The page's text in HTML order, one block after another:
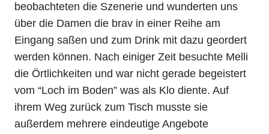
beobachteten die Szenerie und wunderten uns
über die Damen die brav in einer Reihe am
Eingang saßen und zum Drink mit dazu geordert
werden können. Nach einiger Zeit besuchte Melli
die Örtlichkeiten und war nicht gerade begeistert
vom “Loch im Boden” was als Klo diente. Auf
ihrem Weg zurück zum Tisch musste sie
außerdem mehrere eindeutige Angebote